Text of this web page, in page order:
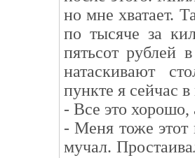
но мне хватает.
по тысяче за
пятьсот рублей
натаскивают
пункте я сейчас в
- Все это
- Меня тоже этот
мучал.